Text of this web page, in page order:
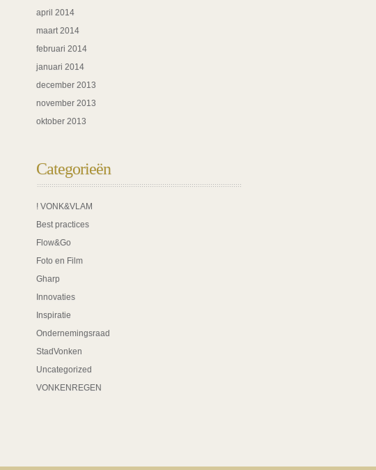
april 2014
maart 2014
februari 2014
januari 2014
december 2013
november 2013
oktober 2013
Categorieën
! VONK&VLAM
Best practices
Flow&Go
Foto en Film
Gharp
Innovaties
Inspiratie
Ondernemingsraad
StadVonken
Uncategorized
VONKENREGEN